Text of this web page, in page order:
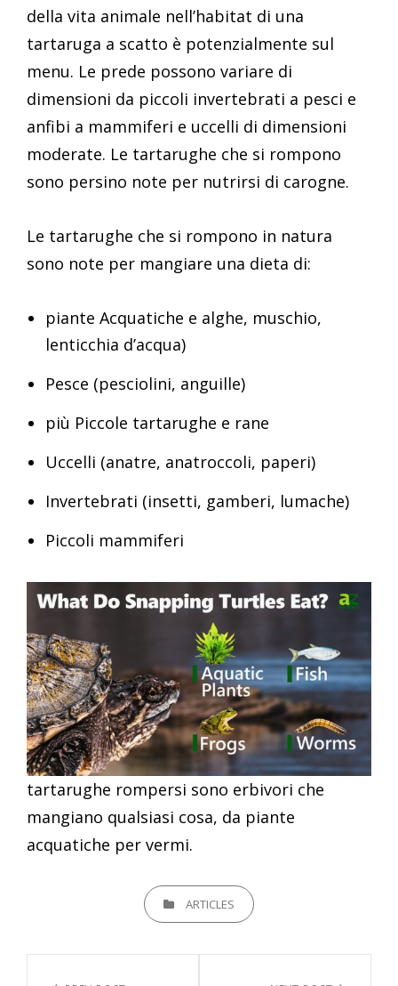
della vita animale nell’habitat di una
tartaruga a scatto è potenzialmente sul
menu. Le prede possono variare di
dimensioni da piccoli invertebrati a pesci e
anfibi a mammiferi e uccelli di dimensioni
moderate. Le tartarughe che si rompono
sono persino note per nutrirsi di carogne.
Le tartarughe che si rompono in natura
sono note per mangiare una dieta di:
piante Acquatiche e alghe, muschio,
lenticchia d’acqua)
Pesce (pesciolini, anguille)
più Piccole tartarughe e rane
Uccelli (anatre, anatroccoli, paperi)
Invertebrati (insetti, gamberi, lumache)
Piccoli mammiferi
tartarughe rompersi sono erbivori che
mangiano qualsiasi cosa, da piante
acquatiche per vermi.
CATEGORIESARTICLES